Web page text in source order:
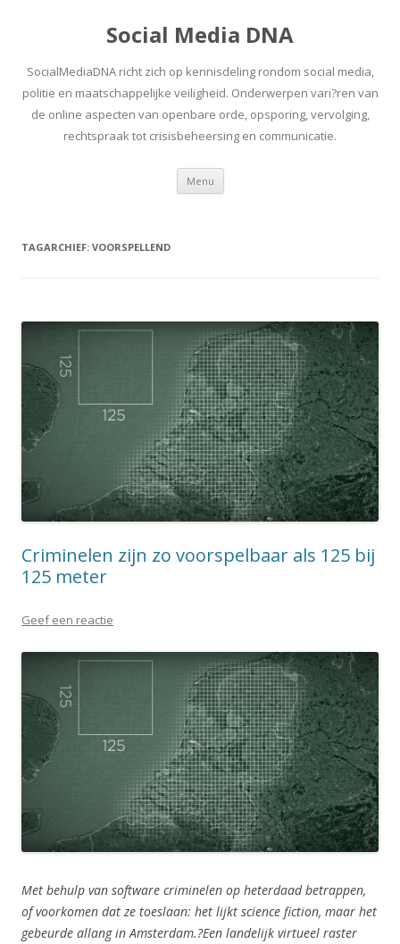
Social Media DNA
SocialMediaDNA richt zich op kennisdeling rondom social media,
politie en maatschappelijke veiligheid. Onderwerpen vari?ren van
de online aspecten van openbare orde, opsporing, vervolging,
rechtspraak tot crisisbeheersing en communicatie.
Menu Spring
inhoud
TAGARCHIEF: VOORSPELLEND
Criminelen zijn zo voorspelbaar als 125 bij
125 meter
Geef een reactie
Met behulp van software criminelen op heterdaad betrappen,
of voorkomen dat ze toeslaan: het lijkt science fiction, maar het
gebeurde allang in Amsterdam.?Een landelijk virtueel raster